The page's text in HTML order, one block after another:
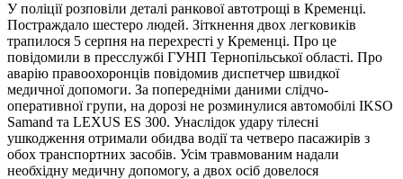
У поліції розповіли деталі ранкової автотрощі в Кременці.
Постраждало шестеро людей. Зіткнення двох легковиків
трапилося 5 серпня на перехресті у Кременці. Про це
повідомили в пресслужбі ГУНП Тернопільської області. Про
аварію правоохоронців повідомив диспетчер швидкої
медичної допомоги. За попередніми даними слідчо-
оперативної групи, на дорозі не розминулися автомобілі IKSO
Samand та LEXUS ES 300. Унаслідок удару тілесні
ушкодження отримали обидва водії та четверо пасажирів з
обох транспортних засобів. Усім травмованим надали
необхідну медичну допомогу, а двох осіб довелося